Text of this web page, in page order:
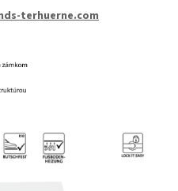
terhuerne.com